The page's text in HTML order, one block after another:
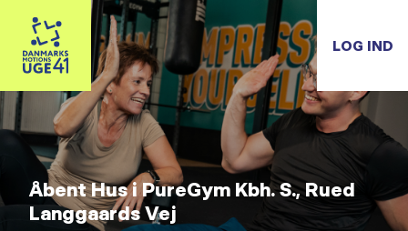
LOG IND
Åbent Hus i PureGym Kbh. S., Rued
Langgaards Vej